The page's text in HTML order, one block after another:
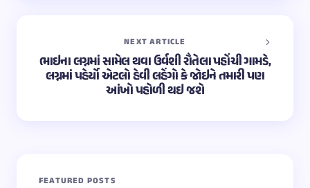
NEXT ARTICLE
ભાઇના લગ્નમાં સામેલ થવા ઉર્વશી રૌતેલા પહોંચી ગામડે,
લગ્નમાં પહેર્યો એટલો હેવી લહેંગો કે જોઇને તમારી પણ
આંખો પહોળી થઇ જશે
FEATURED POSTS